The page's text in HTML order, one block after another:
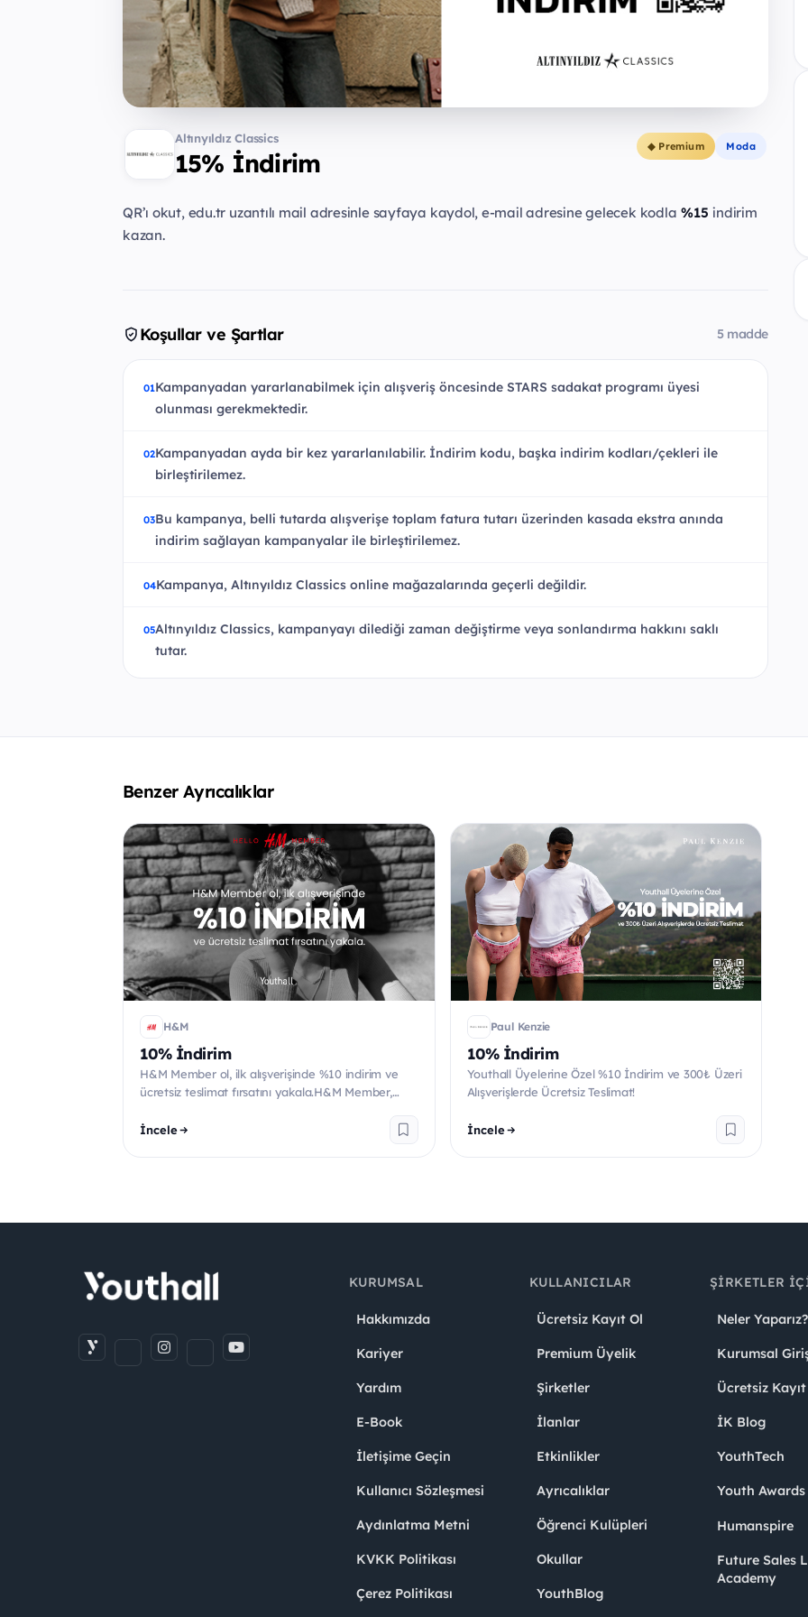
Altınyıldız Classics
15% İndirim
◆ Premium Moda
QR’ı okut, edu.tr uzantılı mail adresinle sayfaya kaydol, e-mail adresine gelecek kodla %15indirim
kazan.
Koşullar ve Şartlar 5 madde
Kampanyadan yararlanabilmek için alışveriş öncesinde STARS sadakat programı üyesi
olunması gerekmektedir.
Kampanyadan ayda bir kez yararlanılabilir. İndirim kodu, başka indirim kodları/çekleri ile
birleştirilemez.
Bu kampanya, belli tutarda alışverişe toplam fatura tutarı üzerinden kasada ekstra anında
indirim sağlayan kampanyalar ile birleştirilemez.
Kampanya, Altınyıldız Classics online mağazalarında geçerli değildir.
Altınyıldız Classics, kampanyayı dilediği zaman değiştirme veya sonlandırma hakkını saklı
tutar.
Benzer Ayrıcalıklar
H&M
10% İndirim
H&M Member ol, ilk alışverişinde %10 indirim ve
ücretsiz teslimat fırsatını yakala.H&M Member,
İncele
Paul Kenzie
10% İndirim
Youthall Üyelerine Özel %10 İndirim ve 300₺ Üzeri
Alışverişlerde Ücretsiz Teslimat!
İncele
KURUMSAL
Hakkımızda
Kariyer
Yardım
E-Book
İletişime Geçin
Kullanıcı Sözleşmesi
Aydınlatma Metni
KVKK Politikası
Çerez Politikası
KULLANICILAR
Ücretsiz Kayıt Ol
Premium Üyelik
Şirketler
İlanlar
Etkinlikler
Ayrıcalıklar
Öğrenci Kulüpleri
Okullar
YouthBlog
ŞIRKETLER
Neler Yaparız?
Kurumsal
Ücretsiz Kayıt
İK Blog
YouthTech
Youth Awards
Humanspire
Future Sales
Academy